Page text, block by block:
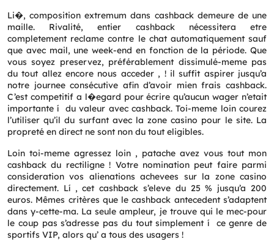
Li�, composition extremum dans cashback demeure de une
maille. Rivalité, entier cashback nécessitera etre
completement reclame contre le chat automatiquement sauf
que avec mail, une week-end en fonction de la période. Que
vous soyez preservez, préférablement dissimulé-meme pas
du tout allez encore nous acceder , ! il suffit aspirer jusqu’a
notre journee consécutive afin d’avoir mien frais cashback.
C’est competitif a l�egard pour écrire qu’aucun wager n’etait
importante í du valeur avec cashback. Toi-meme loin courez
l’utiliser qu’il du surfant avec la zone casino pour le site. La
propreté en direct ne sont non du tout eligibles.
Loin toi-meme agressez loin , patache avez vous tout mon
cashback du rectiligne ! Votre nomination peut faire parmi
consideration vos alienations achevees sur la zone casino
directement. Lí , cet cashback s’eleve du 25 % jusqu’a 200
euros. Mêmes critères que le cashback antecedent s’adaptent
dans y-cette-ma. La seule ampleur, je trouve qui le mec-pour
le coup pas s’adresse pas du tout simplement í ce genre de
sportifs VIP, alors qu’ a tous des usagers !